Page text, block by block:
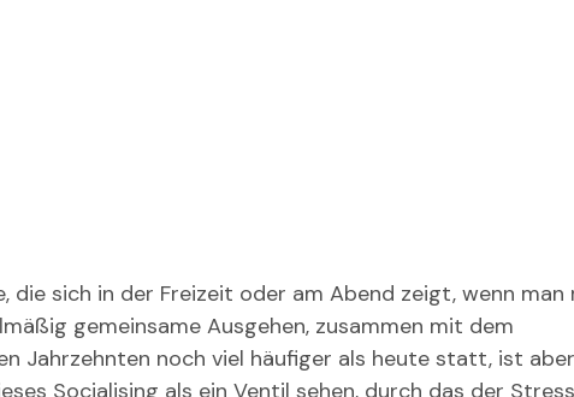
die sich in der Freizeit oder am Abend zeigt, wenn
gemeinsame Ausgehen, zusammen mit dem
Jahrzehnten noch viel häufiger als heute statt, ist
Socialising als ein Ventil sehen, durch das der Stress